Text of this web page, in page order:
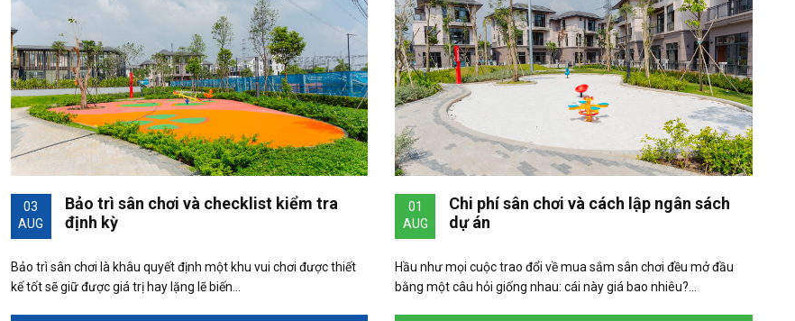
03
AUG
Bảo trì sân chơi và checklist kiểm tra
định kỳ
Bảo trì sân chơi là khâu quyết định một khu vui chơi được thiết
kế tốt sẽ giữ được giá trị hay lặng lẽ biến…
01
AUG
Chi phí sân chơi và cách lập ngân sách
dự án
Hầu như mọi cuộc trao đổi về mua sắm sân chơi đều mở đầu
bằng một câu hỏi giống nhau: cái này giá bao nhiêu?…